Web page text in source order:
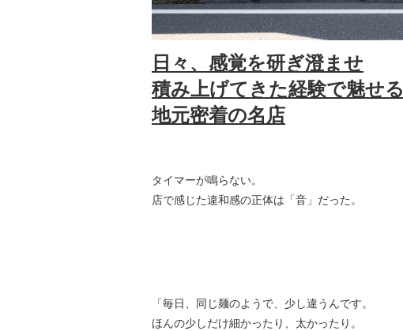
日々、感覚を研ぎ澄ませ
積み上げてきた経験で魅せる
地元密着の名店
タイマーが鳴らない。
店で感じた違和感の正体は「音」だった。
「毎日、同じ麺のようで、少し違うんです。
ほんの少しだけ細かったり、太かったり。